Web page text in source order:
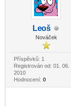
Leoš
Nováček
Příspěvků: 1
Registrován od: 01. 06.
2010
Hodnocení: 0